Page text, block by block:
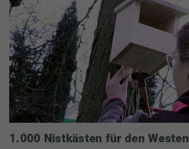
1.000 Nistkästen für den Westen